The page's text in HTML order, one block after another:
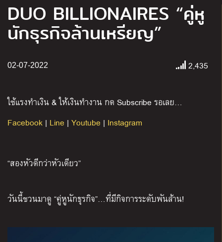
DUO BILLIONAIRES “คู่หู
นักธุรกิจล้านเหรียญ”
02-07-2022 2,435
ใช้แรงทำเงิน & ให้เงินทำงาน กด Subscribe รอเลย…
Facebook | Line | Youtube | Instagram
“สองหัวดีกว่าหัวเดียว”
วันนี้ชวนมาดู “คู่หูนักธุรกิจ”…ที่มีกิจการระดับพันล้าน!